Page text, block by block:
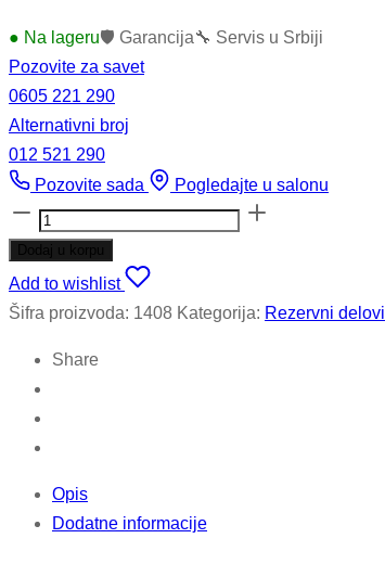
● Na lageru🛡 Garancija🔧 Servis u Srbiji
Pozovite za savet
0605 221 290
Alternativni broj
012 521 290
Pozovite sada
Pogledajte u salonu
Komandna
tabla
quantity
Dodaj u korpu
Add to wishlist
Šifra proizvoda: 1408 Kategorija: Rezervni delovi
Share
Opis
Dodatne informacije